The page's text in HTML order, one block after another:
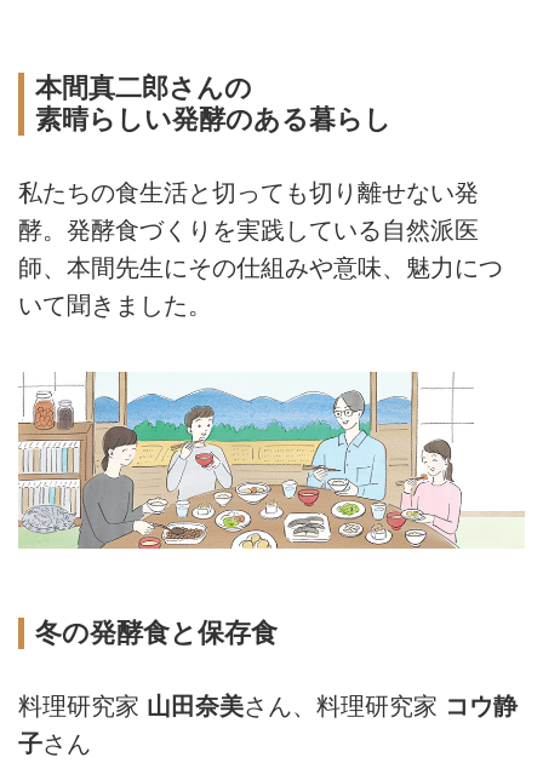
本間真二郎さんの
素晴らしい発酵のある暮らし
私たちの食生活と切っても切り離せない発
酵。発酵食づくりを実践している自然派医
師、本間先生にその仕組みや意味、魅力につ
いて聞きました。
冬の発酵食と保存食
料理研究家 山田奈美さん、料理研究家 コウ静
子さん